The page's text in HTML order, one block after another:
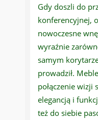
Gdy doszli do
konferencyjnej,
nowoczesne
wyraźnie
samym
prowadził.
połączenie wizji
elegancją i
też do siebie